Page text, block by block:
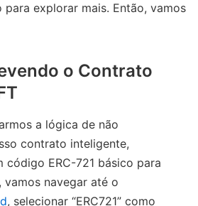
para explorar mais. Então, vamos
o Contrato
a lógica de não
contrato inteligente,
código ERC-721 básico para
vamos navegar até o
, selecionar “ERC721” como